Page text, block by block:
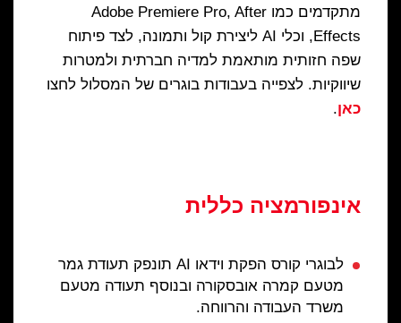
מתקדמים כמו Adobe Premiere Pro, After
Effects, וכלי AI ליצירת קול ותמונה, לצד פיתוח
שפה חזותית מותאמת למדיה חברתית ולמטרות
שיווקיות. לצפייה בעבודות בוגרים של המסלול לחצו
כאן.
אינפורמציה כללית
לבוגרי קורס הפקת וידאו AI תונפק תעודת גמר
מטעם קמרה אובסקורה ובנוסף תעודה מטעם
משרד העבודה והרווחה.